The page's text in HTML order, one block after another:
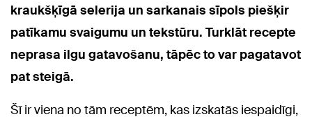
kraukšķīgā selerija un sarkanais sīpols piešķir
patīkamu svaigumu un tekstūru. Turklāt recepte
neprasa ilgu gatavošanu, tāpēc to var pagatavot
pat steigā.
Šī ir viena no tām receptēm, kas izskatās iespaidīgi,